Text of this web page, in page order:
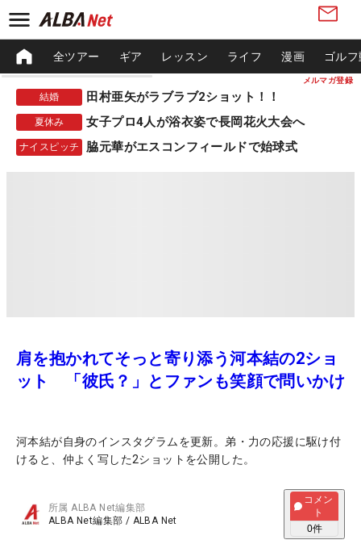
メルマガ登録
全ツアー ギア レッスン ライフ 漫画 ゴル
結婚 田村亜矢がラブラブ2ショット！！
夏休み 女子プロ4人が浴衣姿で長岡花火大会へ
ナイスピッチ 脇元華がエスコンフィールドで始球式
肩を抱かれてそっと寄り添う河本結の2ショ
ット 「彼氏？」とファンも笑顔で問いかけ
河本結が自身のインスタグラムを更新。弟・力の応援に駆け付
けると、仲よく写した2ショットを公開した。
所属ALBA Net編集部
ALBA Net編集部 / ALBA Net
コメン
ト
0件